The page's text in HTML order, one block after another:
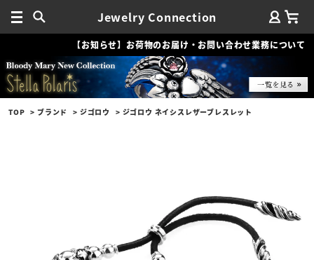
Jewelry Connection
【お知らせ】お荷物のお届け・お問い合わせ業務について
TOP ブランド ジゴロウ ジゴロウ ネイシスレザーブレスレット